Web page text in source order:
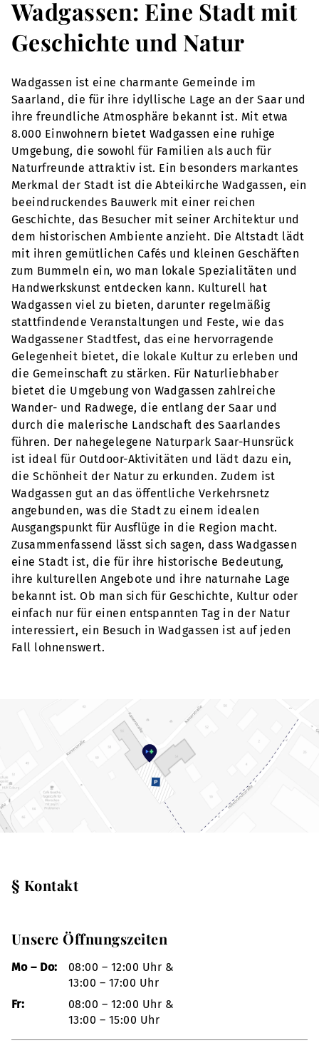
Wadgassen: Eine Stadt mit
Geschichte und Natur
Wadgassen ist eine charmante Gemeinde im
Saarland, die für ihre idyllische Lage an der Saar und
ihre freundliche Atmosphäre bekannt ist. Mit etwa
8.000 Einwohnern bietet Wadgassen eine ruhige
Umgebung, die sowohl für Familien als auch für
Naturfreunde attraktiv ist. Ein besonders markantes
Merkmal der Stadt ist die Abteikirche Wadgassen, ein
beeindruckendes Bauwerk mit einer reichen
Geschichte, das Besucher mit seiner Architektur und
dem historischen Ambiente anzieht. Die Altstadt lädt
mit ihren gemütlichen Cafés und kleinen Geschäften
zum Bummeln ein, wo man lokale Spezialitäten und
Handwerkskunst entdecken kann. Kulturell hat
Wadgassen viel zu bieten, darunter regelmäßig
stattfindende Veranstaltungen und Feste, wie das
Wadgassener Stadtfest, das eine hervorragende
Gelegenheit bietet, die lokale Kultur zu erleben und
die Gemeinschaft zu stärken. Für Naturliebhaber
bietet die Umgebung von Wadgassen zahlreiche
Wander- und Radwege, die entlang der Saar und
durch die malerische Landschaft des Saarlandes
führen. Der nahegelegene Naturpark Saar-Hunsrück
ist ideal für Outdoor-Aktivitäten und lädt dazu ein,
die Schönheit der Natur zu erkunden. Zudem ist
Wadgassen gut an das öffentliche Verkehrsnetz
angebunden, was die Stadt zu einem idealen
Ausgangspunkt für Ausflüge in die Region macht.
Zusammenfassend lässt sich sagen, dass Wadgassen
eine Stadt ist, die für ihre historische Bedeutung,
ihre kulturellen Angebote und ihre naturnahe Lage
bekannt ist. Ob man sich für Geschichte, Kultur oder
einfach nur für einen entspannten Tag in der Natur
interessiert, ein Besuch in Wadgassen ist auf jeden
Fall lohnenswert.
§ Kontakt
Unsere Öffnungszeiten
Mo – Do:
08:00 – 12:00 Uhr &
13:00 – 17:00 Uhr
Fr:
08:00 – 12:00 Uhr &
13:00 – 15:00 Uhr